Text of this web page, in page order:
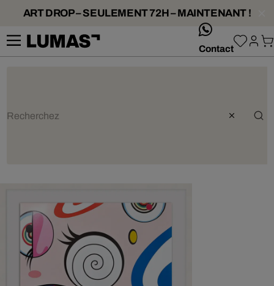
ART DROP – SEULEMENT 72H – MAINTENANT !
Contact